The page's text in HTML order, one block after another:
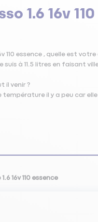
1.6 16v
110 essence , quelle est
à 11.5 litres en faisant
il venir ?
il y a peu car
16v 110 essence